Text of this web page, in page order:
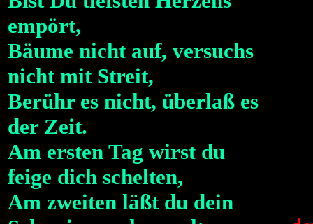
empört,
Bäume nicht auf, versuchs
nicht mit Streit,
Berühr es nicht, überlaß es
der Zeit.
Am ersten Tag wirst du
feige dich schelten,
Am zweiten läßt du dein